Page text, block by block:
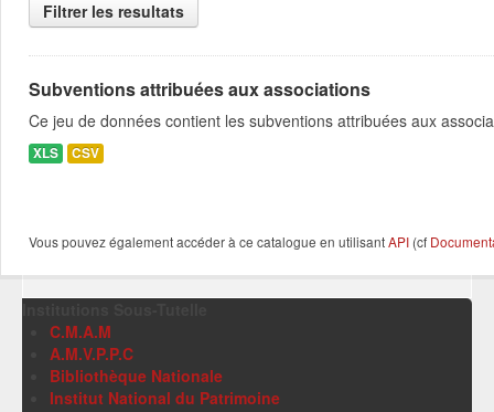
Filtrer les resultats
Subventions attribuées aux associations
Ce jeu de données contient les subventions attribuées aux
XLS CSV
Vous pouvez également accéder à ce catalogue en utilisantAPI (cf
C.M.A.M
A.M.V.P.P.C
Bibliothèque Nationale
Institut National du Patrimoine